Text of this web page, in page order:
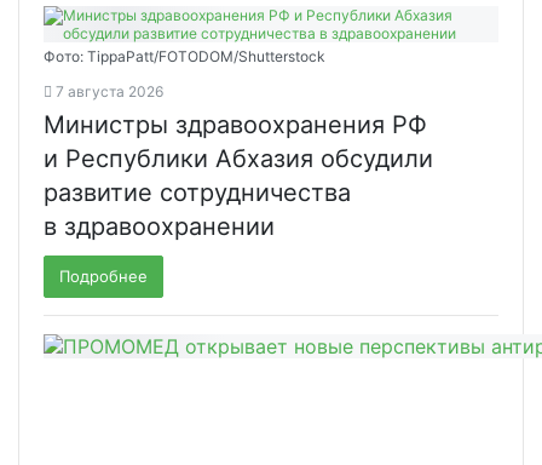
Фото: TippaPatt/FOTODOM/Shutterstock
7 августа 2026
Министры здравоохранения РФ
и Республики Абхазия обсудили
развитие сотрудничества
в здравоохранении
Подробнее